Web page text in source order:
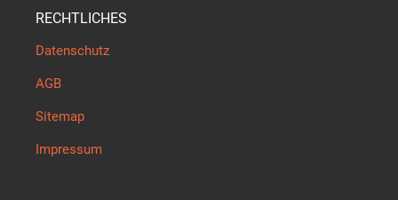
RECHTLICHES
Datenschutz
AGB
Sitemap
Impressum